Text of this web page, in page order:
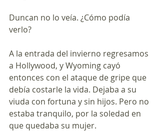
Duncan no lo veía. ¿Cómo podía
verlo?
A la entrada del invierno regresamos
a Hollywood, y Wyoming cayó
entonces con el ataque de gripe que
debía costarle la vida. Dejaba a su
viuda con fortuna y sin hijos. Pero no
estaba tranquilo, por la soledad en
que quedaba su mujer.